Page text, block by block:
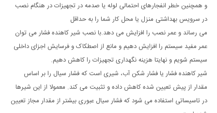
و همچنین خطر انفجارهای احتمالی لوله یا صدمه در تجهیزات در هنگام نصب
در سرویس بهداشتی منزل یا محل کار شما را به حداقل
می رساند و عمر نصب را افزایش می دهد.با نصب شیر کاهنده فشار می توان
عمر مفید سیستم را افزایش دهیم و مانع از اصطکاک و فرسایش اجزای داخلی
سیستم شویم و نهایتا هزینه نگهداری تجهیزات را کاهش دهیم.
شیر کاهنده فشار یا فشار شکن آب، شیری است که فشار سیال را بر اساس
مقدار از پیش تعیین شده کاهش داده و تثبیت می کند. معمولا از این شیرها
در تاسیساتی استفاده می شود که فشار سیال عبوری بیشتر از مقدار مجاز تعیین